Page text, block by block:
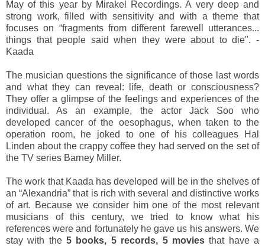
May of this year by Mirakel Recordings. A very deep and
strong work, filled with sensitivity and with a theme that
focuses on “fragments from different farewell utterances...
things that people said when they were about to die". -
Kaada
The musician questions the significance of those last words
and what they can reveal: life, death or consciousness?
They offer a glimpse of the feelings and experiences of the
individual. As an example, the actor Jack Soo who
developed cancer of the oesophagus, when taken to the
operation room, he joked to one of his colleagues Hal
Linden about the crappy coffee they had served on the set of
the TV series Barney Miller.
The work that Kaada has developed will be in the shelves of
an “Alexandria” that is rich with several and distinctive works
of art. Because we consider him one of the most relevant
musicians of this century, we tried to know what his
references were and fortunately he gave us his answers. We
stay with the5 books, 5 records, 5 moviesthat have a